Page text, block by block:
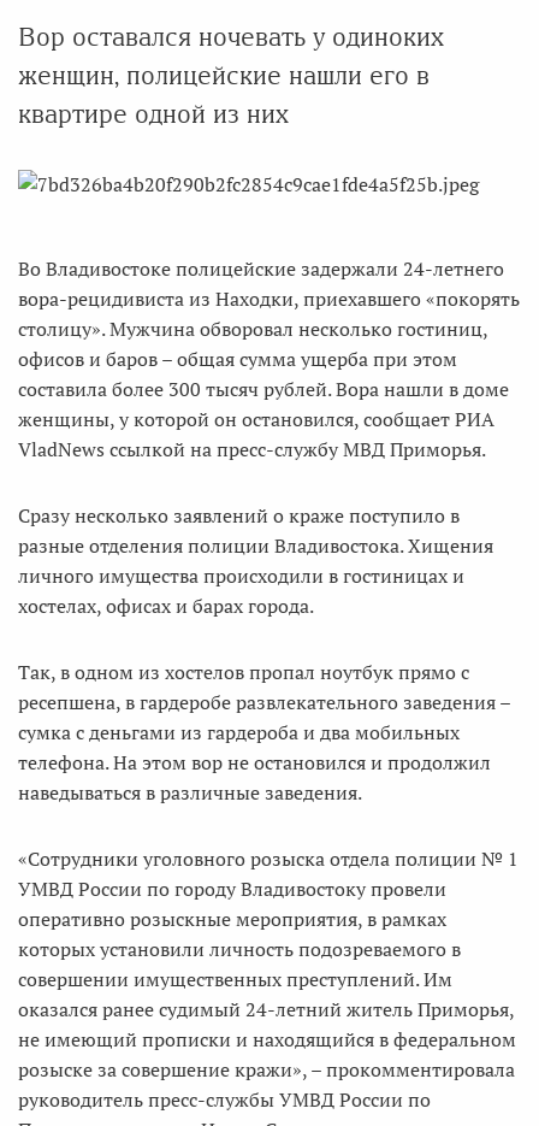
Вор оставался ночевать у одиноких
женщин, полицейские нашли его в
квартире одной из них
Во Владивостоке полицейские задержали 24-летнего
вора-рецидивиста из Находки, приехавшего «покорять
столицу». Мужчина обворовал несколько гостиниц,
офисов и баров – общая сумма ущерба при этом
составила более 300 тысяч рублей. Вора нашли в доме
женщины, у которой он остановился, сообщает РИА
VladNews ссылкой на пресс-службу МВД Приморья.
Сразу несколько заявлений о краже поступило в
разные отделения полиции Владивостока. Хищения
личного имущества происходили в гостиницах и
хостелах, офисах и барах города.
Так, в одном из хостелов пропал ноутбук прямо с
ресепшена, в гардеробе развлекательного заведения –
сумка с деньгами из гардероба и два мобильных
телефона. На этом вор не остановился и продолжил
наведываться в различные заведения.
«Сотрудники уголовного розыска отдела полиции № 1
УМВД России по городу Владивостоку провели
оперативно розыскные мероприятия, в рамках
которых установили личность подозреваемого в
совершении имущественных преступлений. Им
оказался ранее судимый 24-летний житель Приморья,
не имеющий прописки и находящийся в федеральном
розыске за совершение кражи», – прокомментировала
руководитель пресс-службы УМВД России по